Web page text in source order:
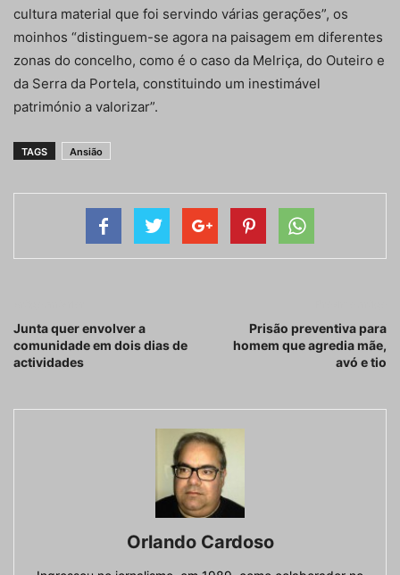
cultura material que foi servindo várias gerações”, os
moinhos “distinguem-se agora na paisagem em diferentes
zonas do concelho, como é o caso da Melriça, do Outeiro e
da Serra da Portela, constituindo um inestimável
património a valorizar”.
TAGS Ansião
Junta quer envolver a
comunidade em dois dias de
actividades
Prisão preventiva para
homem que agredia mãe,
avó e tio
Orlando Cardoso